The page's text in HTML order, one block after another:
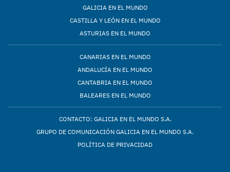
GALICIA EN EL MUNDO
CASTILLA Y LEÓN EN EL MUNDO
ASTURIAS EN EL MUNDO
CANARIAS EN EL MUNDO
ANDALUCÍA EN EL MUNDO
CANTABRIA EN EL MUNDO
BALEARES EN EL MUNDO
CONTACTO: GALICIA EN EL MUNDO S.A.
GRUPO DE COMUNICACIÓN GALICIA EN EL MUNDO S.A.
POLÍTICA DE PRIVACIDAD